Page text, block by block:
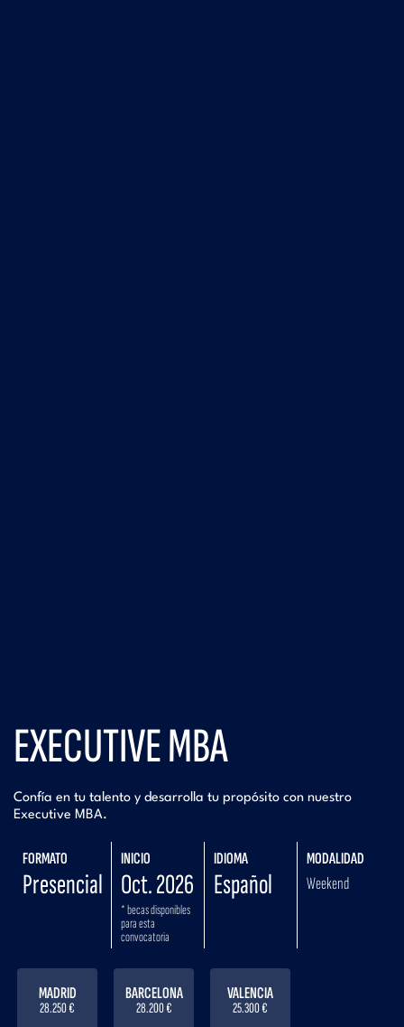
EXECUTIVE MBA
Confía en tu talento y desarrolla tu propósito con nuestro
Executive MBA.
FORMATO
Presencial
INICIO
Oct. 2026
* becas disponibles
para esta
convocatoria
IDIOMA
Español
MODALIDAD
Weekend
MADRID
28.250 €
BARCELONA
28.200 €
VALENCIA
25.300 €